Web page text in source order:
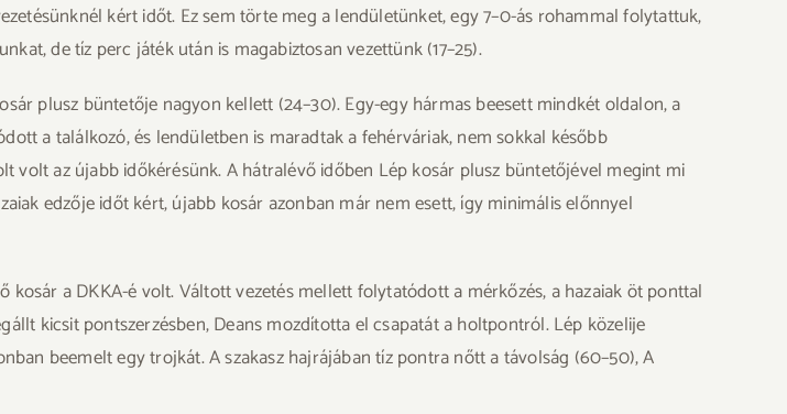
kért időt. Ez sem törte meg a lendületünket, egy 7–0-ás rohammal folytattuk,
de tíz perc játék után is magabiztosan vezettünk (17–25).
plusz büntetője nagyon kellett (24–30). Egy-egy hármas beesett mindkét oldalon, a
a találkozó, és lendületben is maradtak a fehérváriak, nem sokkal később
volt az újabb időkérésünk. A hátralévő időben Lép kosár plusz büntetőjével megint mi
edzője időt kért, újabb kosár azonban már nem esett, így minimális előnnyel
a DKKA-é volt. Váltott vezetés mellett folytatódott a mérkőzés, a hazaiak öt ponttal
kicsit pontszerzésben, Deans mozdította el csapatát a holtpontról. Lép közelije
beemelt egy trojkát. A szakasz hajrájában tíz pontra nőtt a távolság (60–50), A